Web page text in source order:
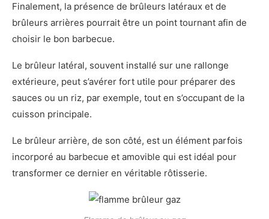
Finalement, la présence de brûleurs latéraux et de
brûleurs arrières pourrait être un point tournant afin de
choisir le bon barbecue.
Le brûleur latéral, souvent installé sur une rallonge
extérieure, peut s’avérer fort utile pour préparer des
sauces ou un riz, par exemple, tout en s’occupant de la
cuisson principale.
Le brûleur arrière, de son côté, est un élément parfois
incorporé au barbecue et amovible qui est idéal pour
transformer ce dernier en véritable rôtisserie.